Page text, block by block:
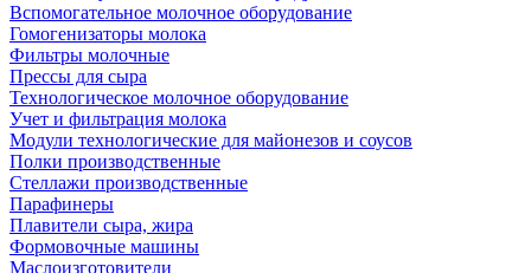
Вспомогательное молочное оборудование
Гомогенизаторы молока
Фильтры молочные
Прессы для сыра
Технологическое молочное оборудование
Учет и фильтрация молока
Модули технологические для майонезов и соусов
Полки производственные
Стеллажи производственные
Парафинеры
Плавители сыра, жира
Формовочные машины
Маслоизготовители